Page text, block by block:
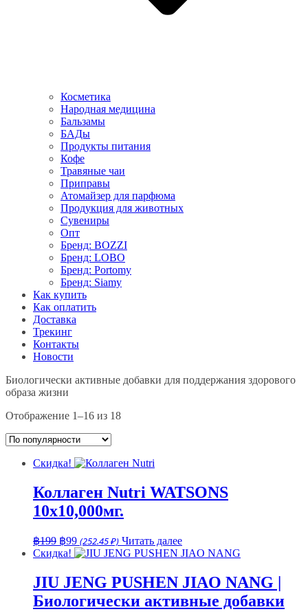
Косметика
Народная медицина
Бальзамы
БАДы
Продукты питания
Кофе
Травяные чаи
Приправы
Атомайзер для парфюма
Продукция для животных
Сувениры
Опт
Бренд: BOZZI
Бренд: LOBO
Бренд: Portomy
Бренд: Siamy
Как купить
Как оплатить
Доставка
Трекинг
Контакты
Новости
Биологически активные добавки для поддержания здорового
образа жизни
Отображение 1–16 из 18Сортировка:
Скидка!
Коллаген Nutri WATSONS
10х10,000мг.
฿199 Первоначальная
цена
฿199.
฿99Текущая
цена:
(252.45 ₽) Читать далее
Скидка!
JIU JENG PUSHEN JIAO NANG |
Биологически активные добавки